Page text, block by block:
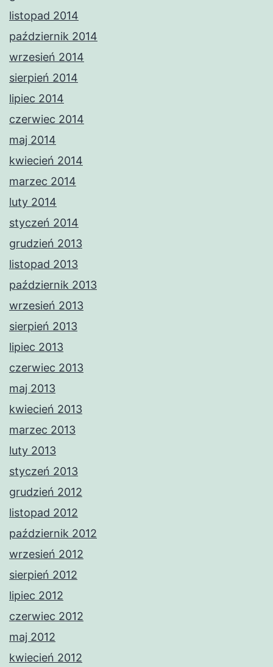
listopad 2014
październik 2014
wrzesień 2014
sierpień 2014
lipiec 2014
czerwiec 2014
maj 2014
kwiecień 2014
marzec 2014
luty 2014
styczeń 2014
grudzień 2013
listopad 2013
październik 2013
wrzesień 2013
sierpień 2013
lipiec 2013
czerwiec 2013
maj 2013
kwiecień 2013
marzec 2013
luty 2013
styczeń 2013
grudzień 2012
listopad 2012
październik 2012
wrzesień 2012
sierpień 2012
lipiec 2012
czerwiec 2012
maj 2012
kwiecień 2012